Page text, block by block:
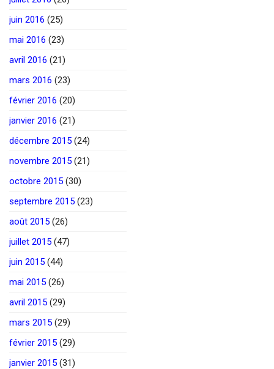
juin 2016 (25)
mai 2016 (23)
avril 2016 (21)
mars 2016 (23)
février 2016 (20)
janvier 2016 (21)
décembre 2015 (24)
novembre 2015 (21)
octobre 2015 (30)
septembre 2015 (23)
août 2015 (26)
juillet 2015 (47)
juin 2015 (44)
mai 2015 (26)
avril 2015 (29)
mars 2015 (29)
février 2015 (29)
janvier 2015 (31)